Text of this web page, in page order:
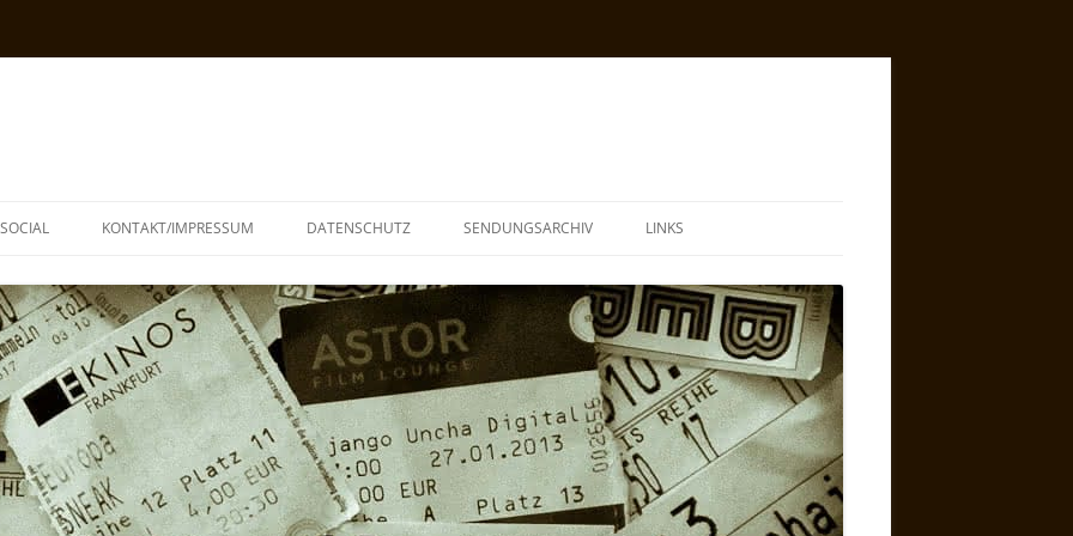
SOCIAL KONTAKT/IMPRESSUM DATENSCHUTZ SENDUNGSARCHIV LINKS